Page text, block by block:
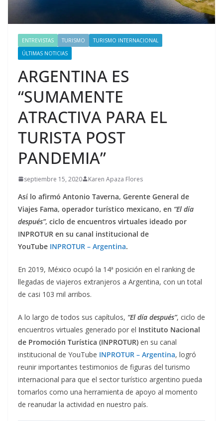
ENTREVISTAS TURISMO
TURISMO INTERNACIONAL
ÚLTIMAS NOTICIAS
ARGENTINA ES
“SUMAMENTE
ATRACTIVA PARA EL
TURISTA POST
PANDEMIA”
septiembre 15, 2020 Karen Apaza Flores
Así lo afirmó Antonio Taverna, Gerente General de
Viajes Fama, operador turístico mexicano, en “El día
después”, ciclo de encuentros virtuales ideado por
INPROTUR en su canal institucional de
YouTube INPROTUR – Argentina.
En 2019, México ocupó la 14ª posición en el ranking de
llegadas de viajeros extranjeros a Argentina, con un total
de casi 103 mil arribos.
A lo largo de todos sus capítulos, “El día después”, ciclo de
encuentros virtuales generado por el Instituto Nacional
de Promoción Turística (INPROTUR) en su canal
institucional de YouTube INPROTUR – Argentina, logró
reunir importantes testimonios de figuras del turismo
internacional para que el sector turístico argentino pueda
tomarlos como una herramienta de apoyo al momento
de reanudar la actividad en nuestro país.